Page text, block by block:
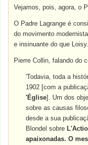
Vejamos, pois, agora, o
O Padre Lagrange é
do movimento
e insinuante do que Loisy.
Pierre Collin, falando do
'Todavia, toda a
1902 [com a
'Église]. Um dos
sobre as causas
desde a sua
Blondel sobre
apaixonadas. O